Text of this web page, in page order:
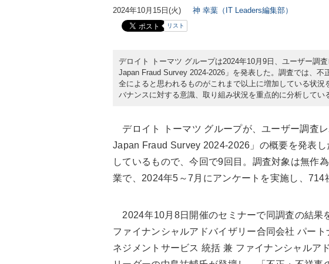
2024年10月15日(火) 神 幸葉（IT Leaders編集部）
リスト
デロイト トーマツ グループは2024年10月9日、ユーザー調
Japan Fraud Survey 2024-2026」を発表した。調査では、
全によると思われるものがこれまで以上に増加している状
バナンスに対する意識、取り組み状況を重点的に分析してい
デロイト トーマツ グループが、ユーザー調査
Japan Fraud Survey 2024-2026」の概要を発表
しているもので、今回で9回目。調査対象は無作
業で、2024年5～7月にアンケートを実施し、714
2024年10月8日開催のセミナーで同調査の結果
ファイナンシャルアドバイザリー合同会社 パー
ネジメントサービス 統括 兼 ファイナンシャルア